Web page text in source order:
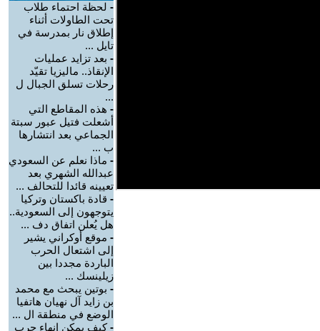
- لحظة احتماء طلاب
تحت الطاولات أثناء
إطلاق نار بمدرسة في
تايل ...
- بعد تزايد عمليات
الإنقاذ.. ماليزيا تقيّد
رحلات تسلق الجبال ل
...
- هذه المقاطع التي
أشعلت فتيل عبور سبتة
الجماعي بعد انتشارها
ب ...
- ماذا نعلم عن السعودي
عبدالله الشهري بعد
تعيينه قائدا للتحالف ...
- قادة باكستان وتركيا
يتوجهون إلى السعودية..
هل يُعلن اتفاق دف ...
- موقع أوكراني يشير
إلى اشتعال الحرب
الباردة مجددا بين
زيلينسك ...
- بوتين يبحث مع محمد
بن زايد آل نهيان هاتفيا
الوضع في منطقة ال ...
-كيف يمكن إنهاء حرب